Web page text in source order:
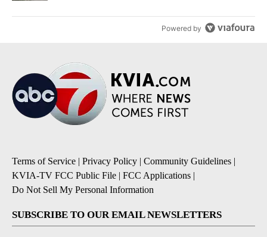
Powered by
Terms of Service | Privacy Policy | Community Guidelines |
KVIA-TV FCC Public File | FCC Applications |
Do Not Sell My Personal Information
SUBSCRIBE TO OUR EMAIL NEWSLETTERS